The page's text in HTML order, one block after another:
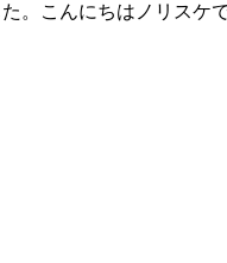
。こんにちはノリスケ